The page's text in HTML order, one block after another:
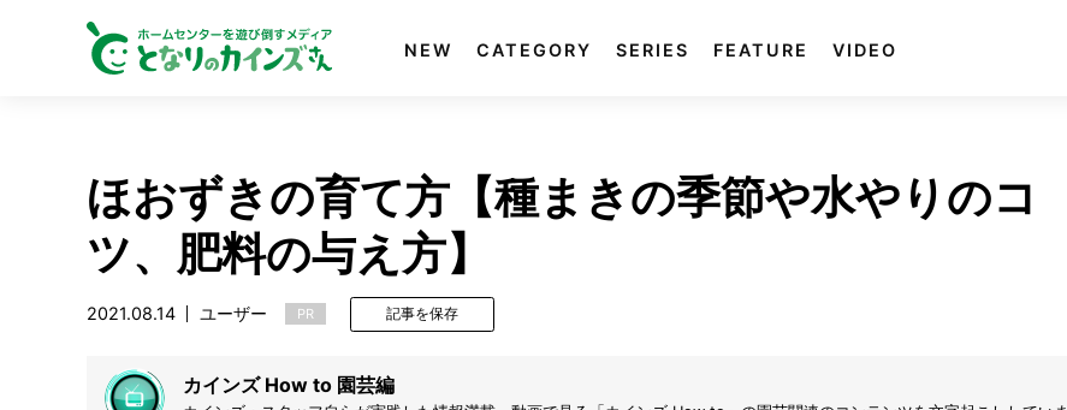
NEW CATEGORY SERIES FEATURE VIDEO
ほおずきの育て方【種まきの季節や水やりのコ
ツ、肥料の与え方】
2021.08.14 ユーザー PR 記事を保存
カインズ How to 園芸編